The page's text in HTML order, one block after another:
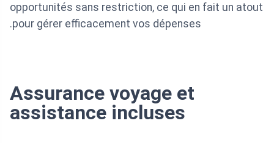
opportunités sans restriction, ce qui en fait un atout
pour gérer efficacement vos dépenses.
Assurance voyage et
assistance incluses